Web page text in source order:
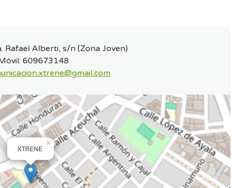
Rafael Alberti, s/n (Zona Joven)
609673148
XTRENE
×